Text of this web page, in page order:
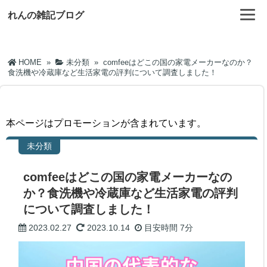
れんの雑記ブログ
HOME » 未分類 » comfeeはどこの国の家電メーカーなのか？
食洗機や冷蔵庫など生活家電の評判について調査しました！
本ページはプロモーションが含まれています。
未分類
comfeeはどこの国の家電メーカーなの
か？食洗機や冷蔵庫など生活家電の評判
について調査しました！
2023.02.27 2023.10.14 目安時間7分